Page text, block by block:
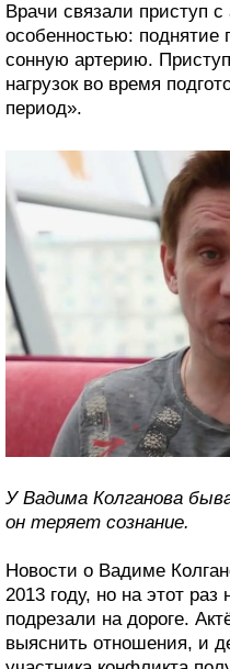
Врачи связали приступ с
особенностью: поднятие
сонную артерию.
нагрузок во время
период».
У Вадима Колганова
он теряет сознание.
Новости о Вадиме
2013 году, но на этот
подрезали на дороге.
выяснить отношения, и